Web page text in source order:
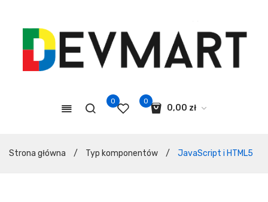
0 0
0,00 zł
Koszyk jest pusty.
Strona główna / Typ komponentów / JavaScript i HTML5